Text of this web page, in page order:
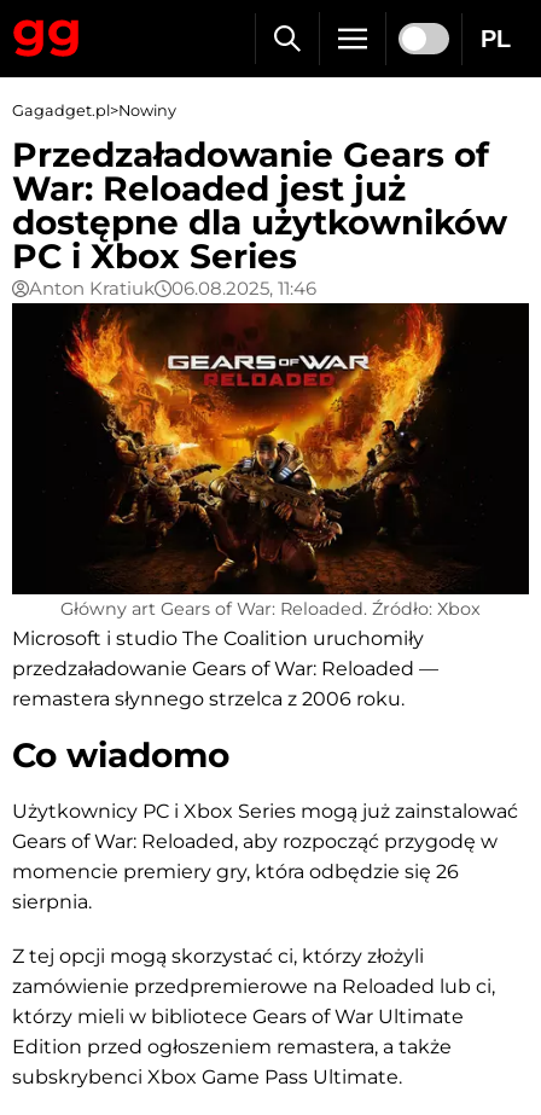
PL
Gagadget.pl>Nowiny
Przedzaładowanie Gears of
War: Reloaded jest już
dostępne dla użytkowników
PC i Xbox Series
Anton Kratiuk 06.08.2025, 11:46
Główny art Gears of War: Reloaded. Źródło: Xbox
Microsoft i studio The Coalition uruchomiły
przedzaładowanie Gears of War: Reloaded —
remastera słynnego strzelca z 2006 roku.
Co wiadomo
Użytkownicy PC i Xbox Series mogą już zainstalować
Gears of War: Reloaded, aby rozpocząć przygodę w
momencie premiery gry, która odbędzie się 26
sierpnia.
Z tej opcji mogą skorzystać ci, którzy złożyli
zamówienie przedpremierowe na Reloaded lub ci,
którzy mieli w bibliotece Gears of War Ultimate
Edition przed ogłoszeniem remastera, a także
subskrybenci Xbox Game Pass Ultimate.